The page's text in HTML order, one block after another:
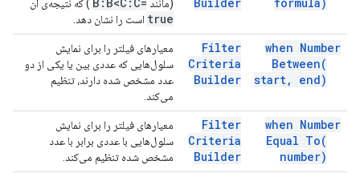
(مانند
) که نتیجه‌ی آن
true است را نشان دهد.
when Number
Between(
start, end)
Filter
Criteria
Builder
معیارهای فیلتر را برای نمایش
سلول‌هایی که عددی بین یا یکی از دو
عدد مشخص شده دارند، تنظیم
می‌کند.
when Number
Equal To(
number)
Filter
Criteria
Builder
معیارهای فیلتر را برای نمایش
سلول‌هایی با عددی برابر با عدد
مشخص شده تنظیم می‌کند.